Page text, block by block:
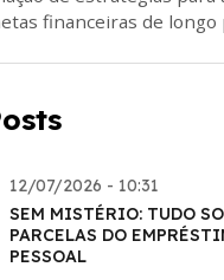
financeiras de longo
12/07/2026 - 10:31
SEM MISTÉRIO: TUDO
PARCELAS DO
PESSOAL